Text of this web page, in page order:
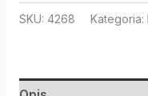
SKU: 4268 Kategoria: